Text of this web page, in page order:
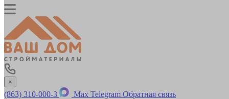
×
(863) 310-000-3 Max Telegram Обратная связь